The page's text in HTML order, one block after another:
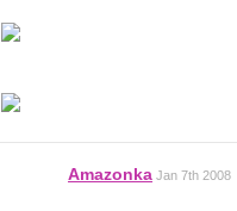
Amazonka Jan 7th 2008